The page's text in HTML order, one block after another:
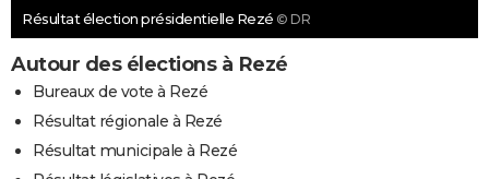
Résultat élection présidentielle Rezé © DR
Autour des élections à Rezé
Bureaux de vote à Rezé
Résultat régionale à Rezé
Résultat municipale à Rezé